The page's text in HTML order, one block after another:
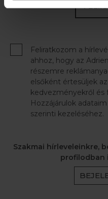
Feliratkozom a
ahhoz, hogy az
részemre
elsőként értesüljek
kedvezményekről és
Hozzájárulok
szerinti kezeléséhez.
Szakmai hírleveleinkre,
profilodban